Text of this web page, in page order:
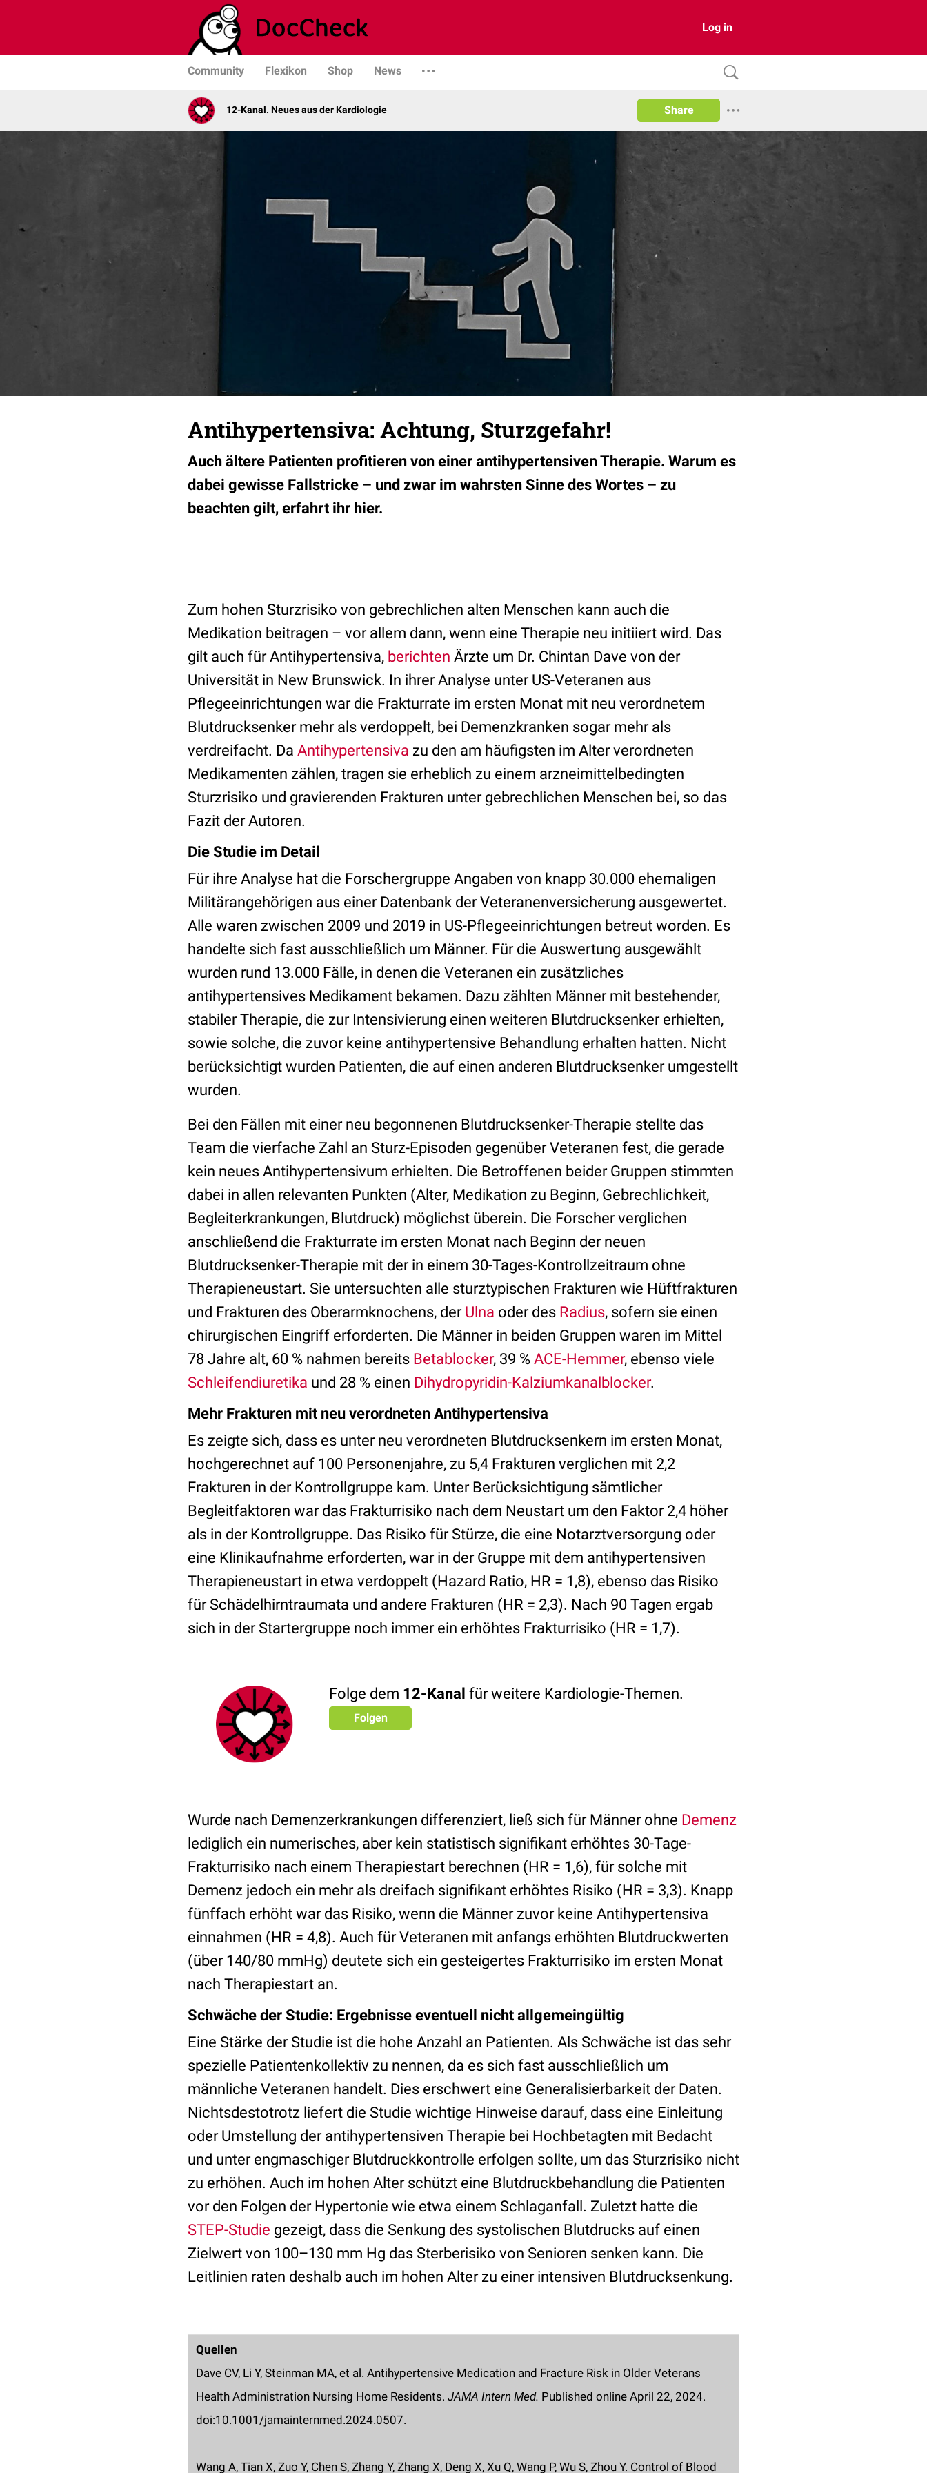
Log in
Community Flexikon Shop News
12-Kanal. Neues aus der Kardiologie Share
Antihypertensiva: Achtung, Sturzgefahr!
Auch ältere Patienten profitieren von einer antihypertensiven Therapie. Warum es
dabei gewisse Fallstricke – und zwar im wahrsten Sinne des Wortes – zu
beachten gilt, erfahrt ihr hier.
Zum hohen Sturzrisiko von gebrechlichen alten Menschen kann auch die
Medikation beitragen – vor allem dann, wenn eine Therapie neu initiiert wird. Das
gilt auch für Antihypertensiva, berichten Ärzte um Dr. Chintan Dave von der
Universität in New Brunswick. In ihrer Analyse unter US-Veteranen aus
Pflegeeinrichtungen war die Frakturrate im ersten Monat mit neu verordnetem
Blutdrucksenker mehr als verdoppelt, bei Demenzkranken sogar mehr als
verdreifacht. Da Antihypertensiva zu den am häufigsten im Alter verordneten
Medikamenten zählen, tragen sie erheblich zu einem arzneimittelbedingten
Sturzrisiko und gravierenden Frakturen unter gebrechlichen Menschen bei, so das
Fazit der Autoren.
Die Studie im Detail
Für ihre Analyse hat die Forschergruppe Angaben von knapp 30.000 ehemaligen
Militärangehörigen aus einer Datenbank der Veteranenversicherung ausgewertet.
Alle waren zwischen 2009 und 2019 in US-Pflegeeinrichtungen betreut worden. Es
handelte sich fast ausschließlich um Männer. Für die Auswertung ausgewählt
wurden rund 13.000 Fälle, in denen die Veteranen ein zusätzliches
antihypertensives Medikament bekamen. Dazu zählten Männer mit bestehender,
stabiler Therapie, die zur Intensivierung einen weiteren Blutdrucksenker erhielten,
sowie solche, die zuvor keine antihypertensive Behandlung erhalten hatten. Nicht
berücksichtigt wurden Patienten, die auf einen anderen Blutdrucksenker umgestellt
wurden.
Bei den Fällen mit einer neu begonnenen Blutdrucksenker-Therapie stellte das
Team die vierfache Zahl an Sturz-Episoden gegenüber Veteranen fest, die gerade
kein neues Antihypertensivum erhielten. Die Betroffenen beider Gruppen stimmten
dabei in allen relevanten Punkten (Alter, Medikation zu Beginn, Gebrechlichkeit,
Begleiterkrankungen, Blutdruck) möglichst überein. Die Forscher verglichen
anschließend die Frakturrate im ersten Monat nach Beginn der neuen
Blutdrucksenker-Therapie mit der in einem 30-Tages-Kontrollzeitraum ohne
Therapieneustart. Sie untersuchten alle sturztypischen Frakturen wie Hüftfrakturen
und Frakturen des Oberarmknochens, der Ulna oder des Radius, sofern sie einen
chirurgischen Eingriff erforderten. Die Männer in beiden Gruppen waren im Mittel
78 Jahre alt, 60 % nahmen bereits Betablocker, 39 % ACE-Hemmer, ebenso viele
Schleifendiuretika und 28 % einen Dihydropyridin-Kalziumkanalblocker.
Mehr Frakturen mit neu verordneten Antihypertensiva
Es zeigte sich, dass es unter neu verordneten Blutdrucksenkern im ersten Monat,
hochgerechnet auf 100 Personenjahre, zu 5,4 Frakturen verglichen mit 2,2
Frakturen in der Kontrollgruppe kam. Unter Berücksichtigung sämtlicher
Begleitfaktoren war das Frakturrisiko nach dem Neustart um den Faktor 2,4 höher
als in der Kontrollgruppe. Das Risiko für Stürze, die eine Notarztversorgung oder
eine Klinikaufnahme erforderten, war in der Gruppe mit dem antihypertensiven
Therapieneustart in etwa verdoppelt (Hazard Ratio, HR = 1,8), ebenso das Risiko
für Schädelhirntraumata und andere Frakturen (HR = 2,3). Nach 90 Tagen ergab
sich in der Startergruppe noch immer ein erhöhtes Frakturrisiko (HR = 1,7).
Folge dem 12-Kanal für weitere Kardiologie-Themen.
Folgen
Wurde nach Demenzerkrankungen differenziert, ließ sich für Männer ohne Demenz
lediglich ein numerisches, aber kein statistisch signifikant erhöhtes 30-Tage-
Frakturrisiko nach einem Therapiestart berechnen (HR = 1,6), für solche mit
Demenz jedoch ein mehr als dreifach signifikant erhöhtes Risiko (HR = 3,3). Knapp
fünffach erhöht war das Risiko, wenn die Männer zuvor keine Antihypertensiva
einnahmen (HR = 4,8). Auch für Veteranen mit anfangs erhöhten Blutdruckwerten
(über 140/80 mmHg) deutete sich ein gesteigertes Frakturrisiko im ersten Monat
nach Therapiestart an.
Schwäche der Studie: Ergebnisse eventuell nicht allgemeingültig
Eine Stärke der Studie ist die hohe Anzahl an Patienten. Als Schwäche ist das sehr
spezielle Patientenkollektiv zu nennen, da es sich fast ausschließlich um
männliche Veteranen handelt. Dies erschwert eine Generalisierbarkeit der Daten.
Nichtsdestotrotz liefert die Studie wichtige Hinweise darauf, dass eine Einleitung
oder Umstellung der antihypertensiven Therapie bei Hochbetagten mit Bedacht
und unter engmaschiger Blutdruckkontrolle erfolgen sollte, um das Sturzrisiko nicht
zu erhöhen. Auch im hohen Alter schützt eine Blutdruckbehandlung die Patienten
vor den Folgen der Hypertonie wie etwa einem Schlaganfall. Zuletzt hatte die
STEP-Studie gezeigt, dass die Senkung des systolischen Blutdrucks auf einen
Zielwert von 100–130 mm Hg das Sterberisiko von Senioren senken kann. Die
Leitlinien raten deshalb auch im hohen Alter zu einer intensiven Blutdrucksenkung.
Quellen
Dave CV, Li Y, Steinman MA, et al. Antihypertensive Medication and Fracture Risk in Older Veterans
Health Administration Nursing Home Residents. JAMA Intern Med. Published online April 22, 2024.
doi:10.1001/jamainternmed.2024.0507.
Wang A, Tian X, Zuo Y, Chen S, Zhang Y, Zhang X, Deng X, Xu Q, Wang P, Wu S, Zhou Y. Control of Blood